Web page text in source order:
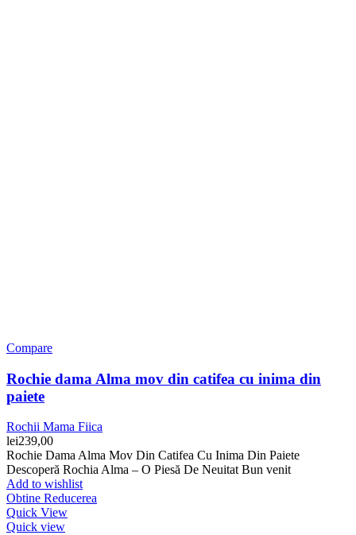
Compare
Rochie dama Alma mov din catifea cu inima din
paiete
Rochii Mama Fiica
lei239,00
Rochie Dama Alma Mov Din Catifea Cu Inima Din Paiete
Descoperă Rochia Alma – O Piesă De Neuitat Bun venit
Add to wishlist
Obtine Reducerea
Quick View
Quick view